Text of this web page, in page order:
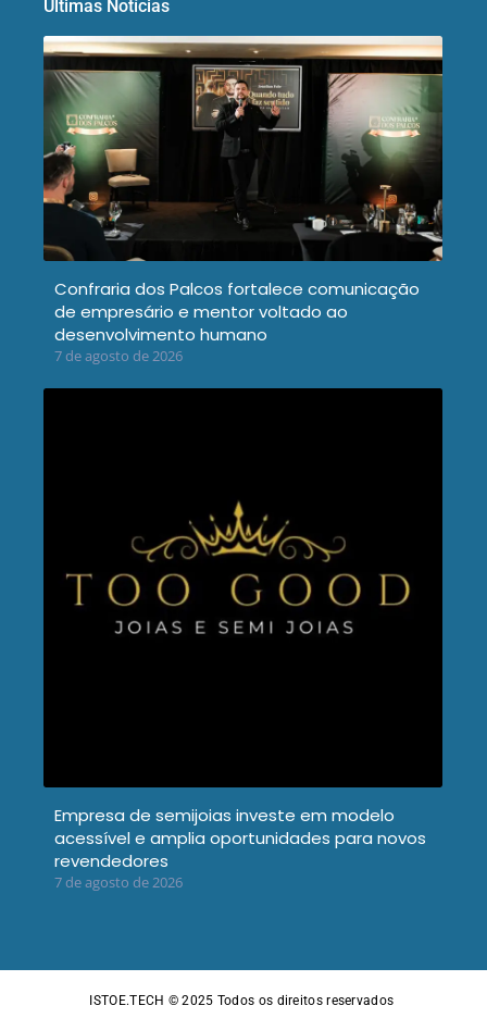
Últimas Notícias
Confraria dos Palcos fortalece comunicação
de empresário e mentor voltado ao
desenvolvimento humano
7 de agosto de 2026
Empresa de semijoias investe em modelo
acessível e amplia oportunidades para novos
revendedores
7 de agosto de 2026
ISTOE.TECH © 2025 Todos os direitos reservados